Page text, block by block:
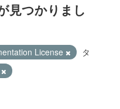
見つかりまし
License
タ